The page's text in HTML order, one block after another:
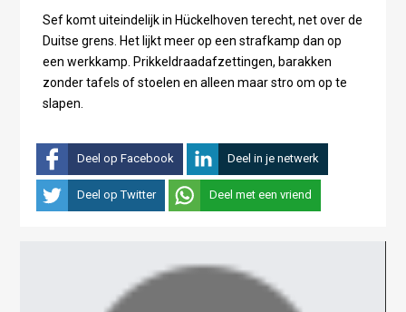
Sef komt uiteindelijk in Hückelhoven terecht, net over de
Duitse grens. Het lijkt meer op een strafkamp dan op
een werkkamp. Prikkeldraadafzettingen, barakken
zonder tafels of stoelen en alleen maar stro om op te
slapen.
Deel op Facebook Deel in je netwerk
Deel op Twitter Deel met een vriend